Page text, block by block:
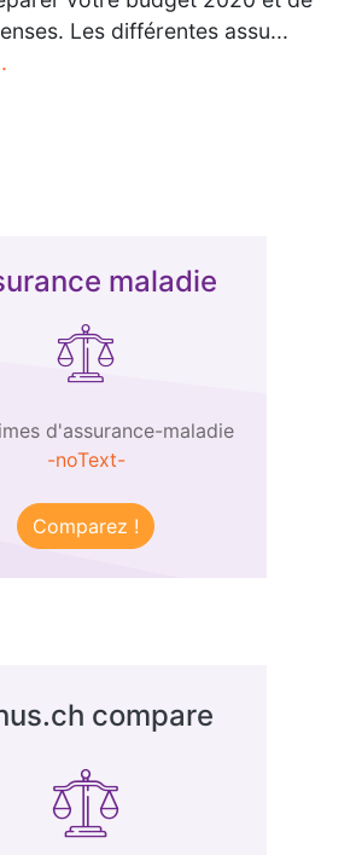
Les différentes assu...
maladie
d'assurance-maladie
-noText-
Comparez !
compare